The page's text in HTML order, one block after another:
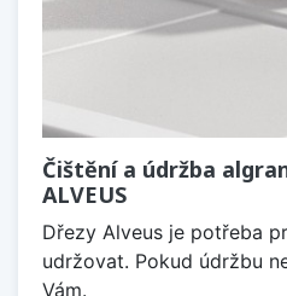
Čištění a údržba
ALVEUS
Dřezy Alveus je potřeba
udržovat. Pokud údržbu
Vám.